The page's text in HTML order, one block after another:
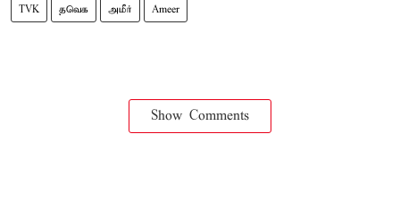
TVK தவெக அமீர் Ameer
Show Comments